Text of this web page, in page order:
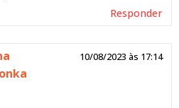
Responder
10/08/2023 às 17:14